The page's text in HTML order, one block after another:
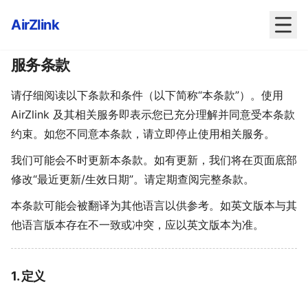
AirZlink
服务条款
请仔细阅读以下条款和条件（以下简称“本条款”）。使用
AirZlink 及其相关服务即表示您已充分理解并同意受本条款
约束。如您不同意本条款，请立即停止使用相关服务。
我们可能会不时更新本条款。如有更新，我们将在页面底部
修改“最近更新/生效日期”。请定期查阅完整条款。
本条款可能会被翻译为其他语言以供参考。如英文版本与其
他语言版本存在不一致或冲突，应以英文版本为准。
1. 定义